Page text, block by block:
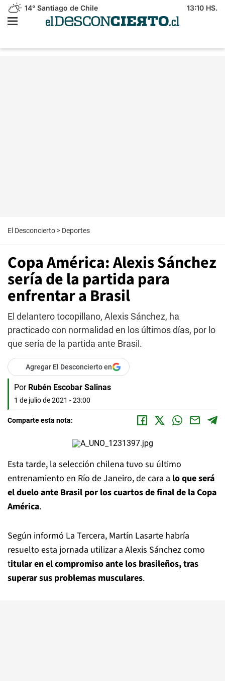
14° Santiago de Chile 13:10 HS.
El Desconcierto > Deportes
Copa América: Alexis Sánchez
sería de la partida para
enfrentar a Brasil
El delantero tocopillano, Alexis Sánchez, ha
practicado con normalidad en los últimos días, por lo
que sería de la partida ante Brasil.
Agregar El Desconcierto en
Por Rubén Escobar Salinas
1 de julio de 2021 - 23:00
Comparte esta nota:
Esta tarde, la selección chilena tuvo su último
entrenamiento en Río de Janeiro, de cara a lo que será
el duelo ante Brasil por los cuartos de final de la Copa
América.
Según informó La Tercera, Martín Lasarte habría
resuelto esta jornada utilizar a Alexis Sánchez como
titular en el compromiso ante los brasileños, tras
superar sus problemas musculares.